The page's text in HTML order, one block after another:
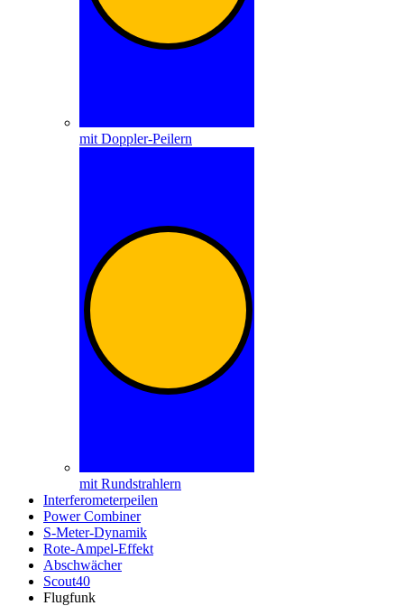
mit Doppler-Peilern
mit Rundstrahlern
Interferometerpeilen
Power Combiner
S-Meter-Dynamik
Rote-Ampel-Effekt
Abschwächer
Scout40
Flugfunk